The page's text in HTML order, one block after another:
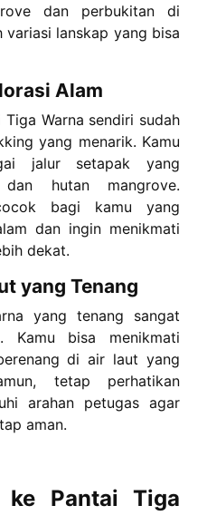
dan perbukitan di
variasi lanskap yang bisa
Alam
Tiga Warna sendiri sudah
yang menarik. Kamu
jalur setapak yang
hutan mangrove.
bagi kamu yang
dan ingin menikmati
dekat.
yang Tenang
yang tenang sangat
Kamu bisa menikmati
di air laut yang
tetap perhatikan
arahan petugas agar
aman.
ke Pantai Tiga